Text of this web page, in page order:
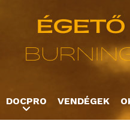
DOCPRO VENDÉGEK